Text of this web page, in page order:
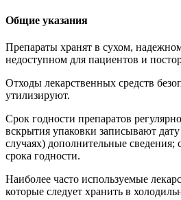
Общие указания
Препараты хранят в сухом,
недоступном для пациентов и
Отходы лекарственных средств
утилизируют.
Срок годности препаратов
вскрытия упаковки записывают
случаях) дополнительные сведения;
срока годности.
Наиболее часто используемые
которые следует хранить в